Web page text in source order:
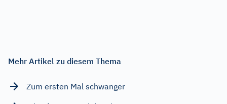
Mehr Artikel zu diesem Thema
Zum ersten Mal schwanger